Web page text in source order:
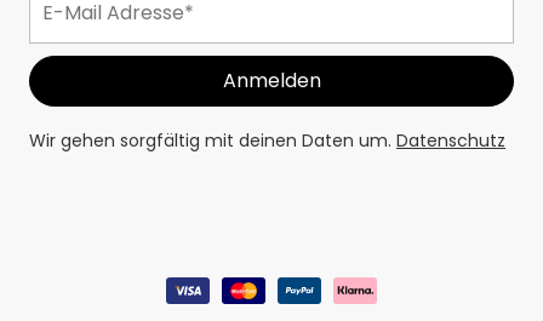
Wir gehen sorgfältig mit deinen Daten um. Datenschutz